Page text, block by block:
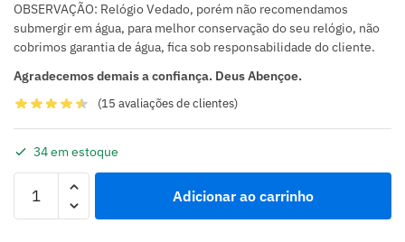
OBSERVAÇÃO: Relógio Vedado, porém não recomendamos
submergir em água, para melhor conservação do seu relógio, não
cobrimos garantia de água, fica sob responsabilidade do cliente.
Agradecemos demais a confiança. Deus Abençoe.
(15 avaliações de clientes)
34 em estoque
Adicionar ao carrinho